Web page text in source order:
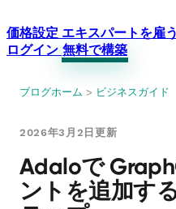
価格設定 エキスパートを雇う
ログイン 無料で構築
ブログホーム > ビジネスガイド
2026年3月2日更新
Adaloで
ントを追加す